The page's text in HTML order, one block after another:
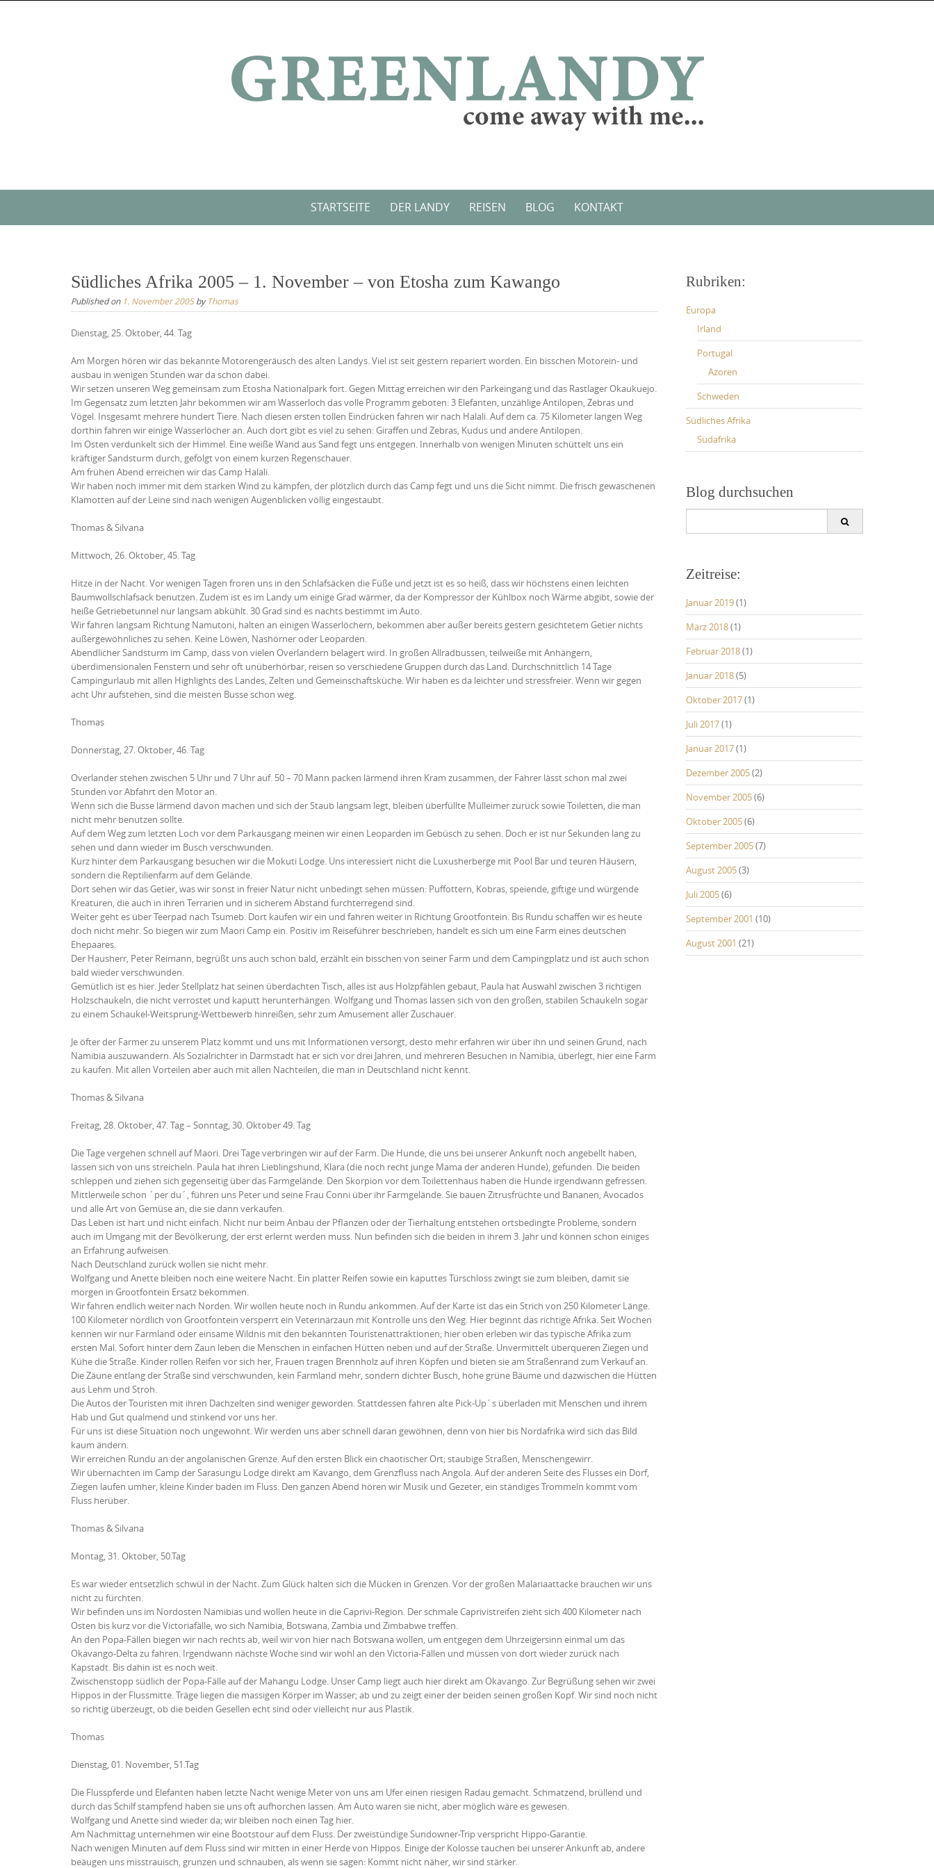
STARTSEITE DER LANDY REISEN BLOG KONTAKT
Südliches Afrika 2005 – 1. November – von Etosha zum Kawango
Published on 1. November 2005byThomas
Dienstag, 25. Oktober, 44. Tag
Am Morgen hören wir das bekannte Motorengeräusch des alten Landys. Viel ist seit gestern repariert worden. Ein bisschen Motorein- und
ausbau in wenigen Stunden war da schon dabei.
Wir setzen unseren Weg gemeinsam zum Etosha Nationalpark fort. Gegen Mittag erreichen wir den Parkeingang und das Rastlager Okaukuejo.
Im Gegensatz zum letzten Jahr bekommen wir am Wasserloch das volle Programm geboten: 3 Elefanten, unzählige Antilopen, Zebras und
Vögel. Insgesamt mehrere hundert Tiere. Nach diesen ersten tollen Eindrücken fahren wir nach Halali. Auf dem ca. 75 Kilometer langen Weg
dorthin fahren wir einige Wasserlöcher an. Auch dort gibt es viel zu sehen: Giraffen und Zebras, Kudus und andere Antilopen.
Im Osten verdunkelt sich der Himmel. Eine weiße Wand aus Sand fegt uns entgegen. Innerhalb von wenigen Minuten schüttelt uns ein
kräftiger Sandsturm durch, gefolgt von einem kurzen Regenschauer.
Am frühen Abend erreichen wir das Camp Halali.
Wir haben noch immer mit dem starken Wind zu kämpfen, der plötzlich durch das Camp fegt und uns die Sicht nimmt. Die frisch gewaschenen
Klamotten auf der Leine sind nach wenigen Augenblicken völlig eingestaubt.
Thomas & Silvana
Mittwoch, 26. Oktober, 45. Tag
Hitze in der Nacht. Vor wenigen Tagen froren uns in den Schlafsäcken die Füße und jetzt ist es so heiß, dass wir höchstens einen leichten
Baumwollschlafsack benutzen. Zudem ist es im Landy um einige Grad wärmer, da der Kompressor der Kühlbox noch Wärme abgibt, sowie der
heiße Getriebetunnel nur langsam abkühlt. 30 Grad sind es nachts bestimmt im Auto.
Wir fahren langsam Richtung Namutoni, halten an einigen Wasserlöchern, bekommen aber außer bereits gestern gesichtetem Getier nichts
außergewöhnliches zu sehen. Keine Löwen, Nashörner oder Leoparden.
Abendlicher Sandsturm im Camp, dass von vielen Overlandern belagert wird. In großen Allradbussen, teilweiße mit Anhängern,
überdimensionalen Fenstern und sehr oft unüberhörbar, reisen so verschiedene Gruppen durch das Land. Durchschnittlich 14 Tage
Campingurlaub mit allen Highlights des Landes, Zelten und Gemeinschaftsküche. Wir haben es da leichter und stressfreier. Wenn wir gegen
acht Uhr aufstehen, sind die meisten Busse schon weg.
Thomas
Donnerstag, 27. Oktober, 46. Tag
Overlander stehen zwischen 5 Uhr und 7 Uhr auf. 50 – 70 Mann packen lärmend ihren Kram zusammen, der Fahrer lässt schon mal zwei
Stunden vor Abfahrt den Motor an.
Wenn sich die Busse lärmend davon machen und sich der Staub langsam legt, bleiben überfüllte Mülleimer zurück sowie Toiletten, die man
nicht mehr benutzen sollte.
Auf dem Weg zum letzten Loch vor dem Parkausgang meinen wir einen Leoparden im Gebüsch zu sehen. Doch er ist nur Sekunden lang zu
sehen und dann wieder im Busch verschwunden.
Kurz hinter dem Parkausgang besuchen wir die Mokuti Lodge. Uns interessiert nicht die Luxusherberge mit Pool Bar und teuren Häusern,
sondern die Reptilienfarm auf dem Gelände.
Dort sehen wir das Getier, was wir sonst in freier Natur nicht unbedingt sehen müssen: Puffottern, Kobras, speiende, giftige und würgende
Kreaturen, die auch in ihren Terrarien und in sicherem Abstand furchterregend sind.
Weiter geht es über Teerpad nach Tsumeb. Dort kaufen wir ein und fahren weiter in Richtung Grootfontein. Bis Rundu schaffen wir es heute
doch nicht mehr. So biegen wir zum Maori Camp ein. Positiv im Reiseführer beschrieben, handelt es sich um eine Farm eines deutschen
Ehepaares.
Der Hausherr, Peter Reimann, begrüßt uns auch schon bald, erzählt ein bisschen von seiner Farm und dem Campingplatz und ist auch schon
bald wieder verschwunden.
Gemütlich ist es hier. Jeder Stellplatz hat seinen überdachten Tisch, alles ist aus Holzpfählen gebaut, Paula hat Auswahl zwischen 3 richtigen
Holzschaukeln, die nicht verrostet und kaputt herunterhängen. Wolfgang und Thomas lassen sich von den großen, stabilen Schaukeln sogar
zu einem Schaukel-Weitsprung-Wettbewerb hinreißen, sehr zum Amusement aller Zuschauer.
Je öfter der Farmer zu unserem Platz kommt und uns mit Informationen versorgt, desto mehr erfahren wir über ihn und seinen Grund, nach
Namibia auszuwandern. Als Sozialrichter in Darmstadt hat er sich vor drei Jahren, und mehreren Besuchen in Namibia, überlegt, hier eine Farm
zu kaufen. Mit allen Vorteilen aber auch mit allen Nachteilen, die man in Deutschland nicht kennt.
Thomas & Silvana
Freitag, 28. Oktober, 47. Tag – Sonntag, 30. Oktober 49. Tag
Die Tage vergehen schnell auf Maori. Drei Tage verbringen wir auf der Farm. Die Hunde, die uns bei unserer Ankunft noch angebellt haben,
lassen sich von uns streicheln. Paula hat ihren Lieblingshund, Klara (die noch recht junge Mama der anderen Hunde), gefunden. Die beiden
schleppen und ziehen sich gegenseitig über das Farmgelände. Den Skorpion vor dem Toilettenhaus haben die Hunde irgendwann gefressen.
Mittlerweile schon ´per du´, führen uns Peter und seine Frau Conni über ihr Farmgelände. Sie bauen Zitrusfrüchte und Bananen, Avocados
und alle Art von Gemüse an, die sie dann verkaufen.
Das Leben ist hart und nicht einfach. Nicht nur beim Anbau der Pflanzen oder der Tierhaltung entstehen ortsbedingte Probleme, sondern
auch im Umgang mit der Bevölkerung, der erst erlernt werden muss. Nun befinden sich die beiden in ihrem 3. Jahr und können schon einiges
an Erfahrung aufweisen.
Nach Deutschland zurück wollen sie nicht mehr.
Wolfgang und Anette bleiben noch eine weitere Nacht. Ein platter Reifen sowie ein kaputtes Türschloss zwingt sie zum bleiben, damit sie
morgen in Grootfontein Ersatz bekommen.
Wir fahren endlich weiter nach Norden. Wir wollen heute noch in Rundu ankommen. Auf der Karte ist das ein Strich von 250 Kilometer Länge.
100 Kilometer nördlich von Grootfontein versperrt ein Veterinärzaun mit Kontrolle uns den Weg. Hier beginnt das richtige Afrika. Seit Wochen
kennen wir nur Farmland oder einsame Wildnis mit den bekannten Touristenattraktionen; hier oben erleben wir das typische Afrika zum
ersten Mal. Sofort hinter dem Zaun leben die Menschen in einfachen Hütten neben und auf der Straße. Unvermittelt überqueren Ziegen und
Kühe die Straße. Kinder rollen Reifen vor sich her, Frauen tragen Brennholz auf ihren Köpfen und bieten sie am Straßenrand zum Verkauf an.
Die Zäune entlang der Straße sind verschwunden, kein Farmland mehr, sondern dichter Busch, hohe grüne Bäume und dazwischen die Hütten
aus Lehm und Stroh.
Die Autos der Touristen mit ihren Dachzelten sind weniger geworden. Stattdessen fahren alte Pick-Up´s überladen mit Menschen und ihrem
Hab und Gut qualmend und stinkend vor uns her.
Für uns ist diese Situation noch ungewohnt. Wir werden uns aber schnell daran gewöhnen, denn von hier bis Nordafrika wird sich das Bild
kaum ändern.
Wir erreichen Rundu an der angolanischen Grenze. Auf den ersten Blick ein chaotischer Ort; staubige Straßen, Menschengewirr.
Wir übernachten im Camp der Sarasungu Lodge direkt am Kavango, dem Grenzfluss nach Angola. Auf der anderen Seite des Flusses ein Dorf,
Ziegen laufen umher, kleine Kinder baden im Fluss. Den ganzen Abend hören wir Musik und Gezeter, ein ständiges Trommeln kommt vom
Fluss herüber.
Thomas & Silvana
Montag, 31. Oktober, 50.Tag
Es war wieder entsetzlich schwül in der Nacht. Zum Glück halten sich die Mücken in Grenzen. Vor der großen Malariaattacke brauchen wir uns
nicht zu fürchten.
Wir befinden uns im Nordosten Namibias und wollen heute in die Caprivi-Region. Der schmale Caprivistreifen zieht sich 400 Kilometer nach
Osten bis kurz vor die Victoriafälle, wo sich Namibia, Botswana, Zambia und Zimbabwe treffen.
An den Popa-Fällen biegen wir nach rechts ab, weil wir von hier nach Botswana wollen, um entgegen dem Uhrzeigersinn einmal um das
Okavango-Delta zu fahren. Irgendwann nächste Woche sind wir wohl an den Victoria-Fällen und müssen von dort wieder zurück nach
Kapstadt. Bis dahin ist es noch weit.
Zwischenstopp südlich der Popa-Fälle auf der Mahangu Lodge. Unser Camp liegt auch hier direkt am Okavango. Zur Begrüßung sehen wir zwei
Hippos in der Flussmitte. Träge liegen die massigen Körper im Wasser; ab und zu zeigt einer der beiden seinen großen Kopf. Wir sind noch nicht
so richtig überzeugt, ob die beiden Gesellen echt sind oder vielleicht nur aus Plastik.
Thomas
Dienstag, 01. November, 51.Tag
Die Flusspferde und Elefanten haben letzte Nacht wenige Meter von uns am Ufer einen riesigen Radau gemacht. Schmatzend, brüllend und
durch das Schilf stampfend haben sie uns oft aufhorchen lassen. Am Auto waren sie nicht, aber möglich wäre es gewesen.
Wolfgang und Anette sind wieder da; wir bleiben noch einen Tag hier.
Am Nachmittag unternehmen wir eine Bootstour auf dem Fluss. Der zweistündige Sundowner-Trip verspricht Hippo-Garantie.
Nach wenigen Minuten auf dem Fluss sind wir mitten in einer Herde von Hippos. Einige der Kolosse tauchen bei unserer Ankunft ab, andere
beäugen uns misstrauisch, grunzen und schnauben, als wenn sie sagen: Kommt nicht näher, wir sind stärker.
Rubriken:
Europa
Irland
Portugal
Azoren
Schweden
Südliches Afrika
Südafrika
Blog durchsuchen
Zeitreise:
Januar 2019(1)
März 2018(1)
Februar 2018(1)
Januar 2018(5)
Oktober 2017(1)
Juli 2017(1)
Januar 2017(1)
Dezember 2005(2)
November 2005(6)
Oktober 2005(6)
September 2005(7)
August 2005(3)
Juli 2005(6)
September 2001 (10)
August 2001 (21)